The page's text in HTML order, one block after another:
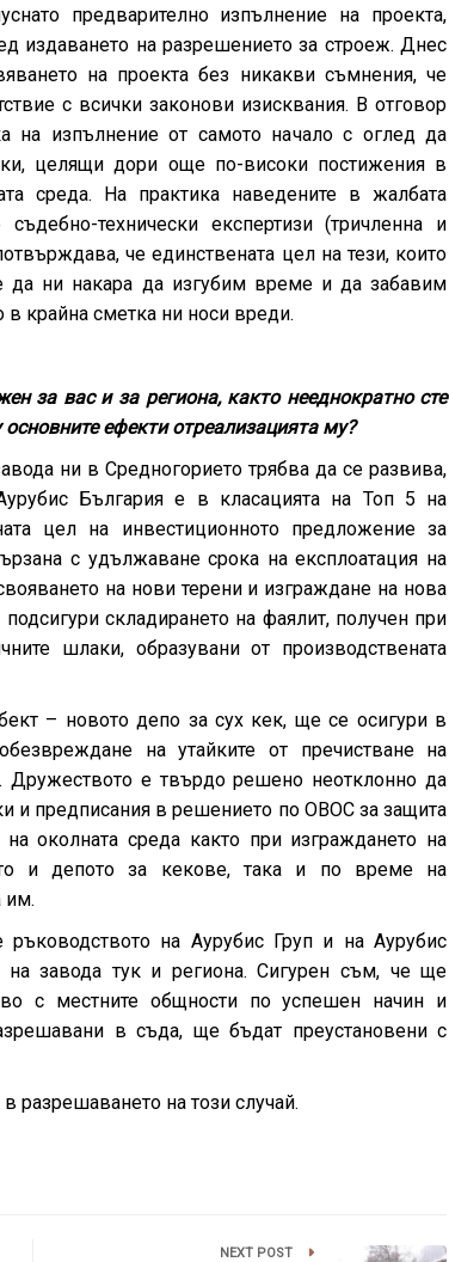
предварително изпълнение на проекта,
издаването на разрешението за строеж. Днес
на проекта без никакви съмнения, че
с всички законови изисквания. В отговор
на изпълнение от самото начало с оглед да
целящи дори още по-високи постижения в
среда. На практика наведените в жалбата
технически експертизи (тричленна и
че единствената цел на тези, които
да ни накара да изгубим време и да забавим
в крайна сметка ни носи вреди.
за вас и за региона, както нееднократно сте
ефекти отреализацията му?
ни в Средногорието трябва да се развива,
България е в класацията на Топ 5 на
цел на инвестиционното предложение за
с удължаване срока на експлоатация на
на нови терени и изграждане на нова
складирането на фаялит, получен при
шлаки, образувани от производствената
– новото депо за сух кек, ще се осигури в
на утайките от пречистване на
Дружеството е твърдо решено неотклонно да
и предписания в решението по ОВОС за защита
околната среда както при изграждането на
и депото за кекове, така и по време на
им.
на Аурубис Груп и на Аурубис
завода тук и региона. Сигурен съм, че ще
с местните общности по успешен начин и
в съда, ще бъдат преустановени с
разрешаването на този случай.
NEXT POST